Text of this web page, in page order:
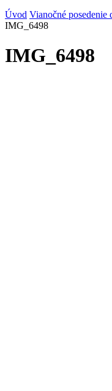
Úvod Vianočné
IMG_6498
IMG_6498